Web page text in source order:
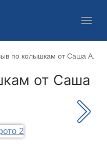
по колышкам от Саша А.
от Саша